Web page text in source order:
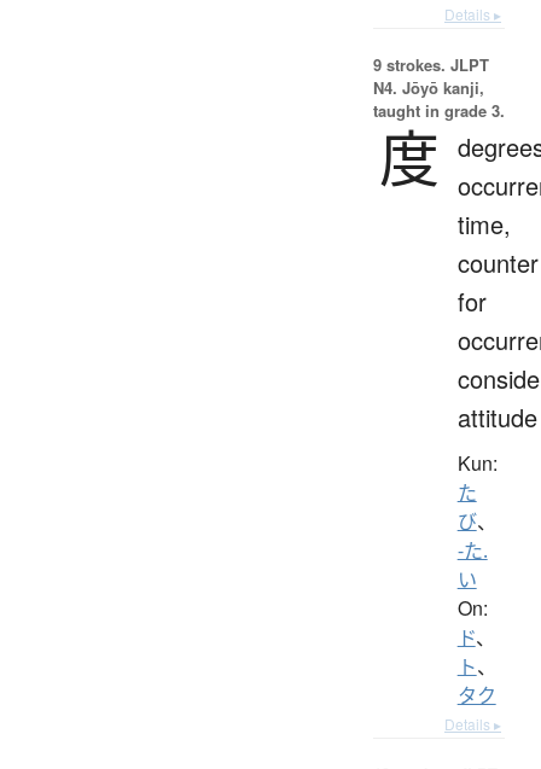
Details ▸
9 strokes. JLPT
N4. Jōyō kanji,
taught in grade 3.
度
time,
counter
for
attitude
Kun:
た
び、
-た.
い
On:
ド、
ト、
タク
Details ▸